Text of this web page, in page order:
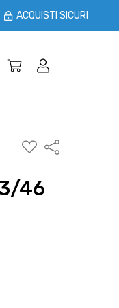
ACQUISTI SICURI
E CASA
AGGIUNGI
ALLA
Condividi
46